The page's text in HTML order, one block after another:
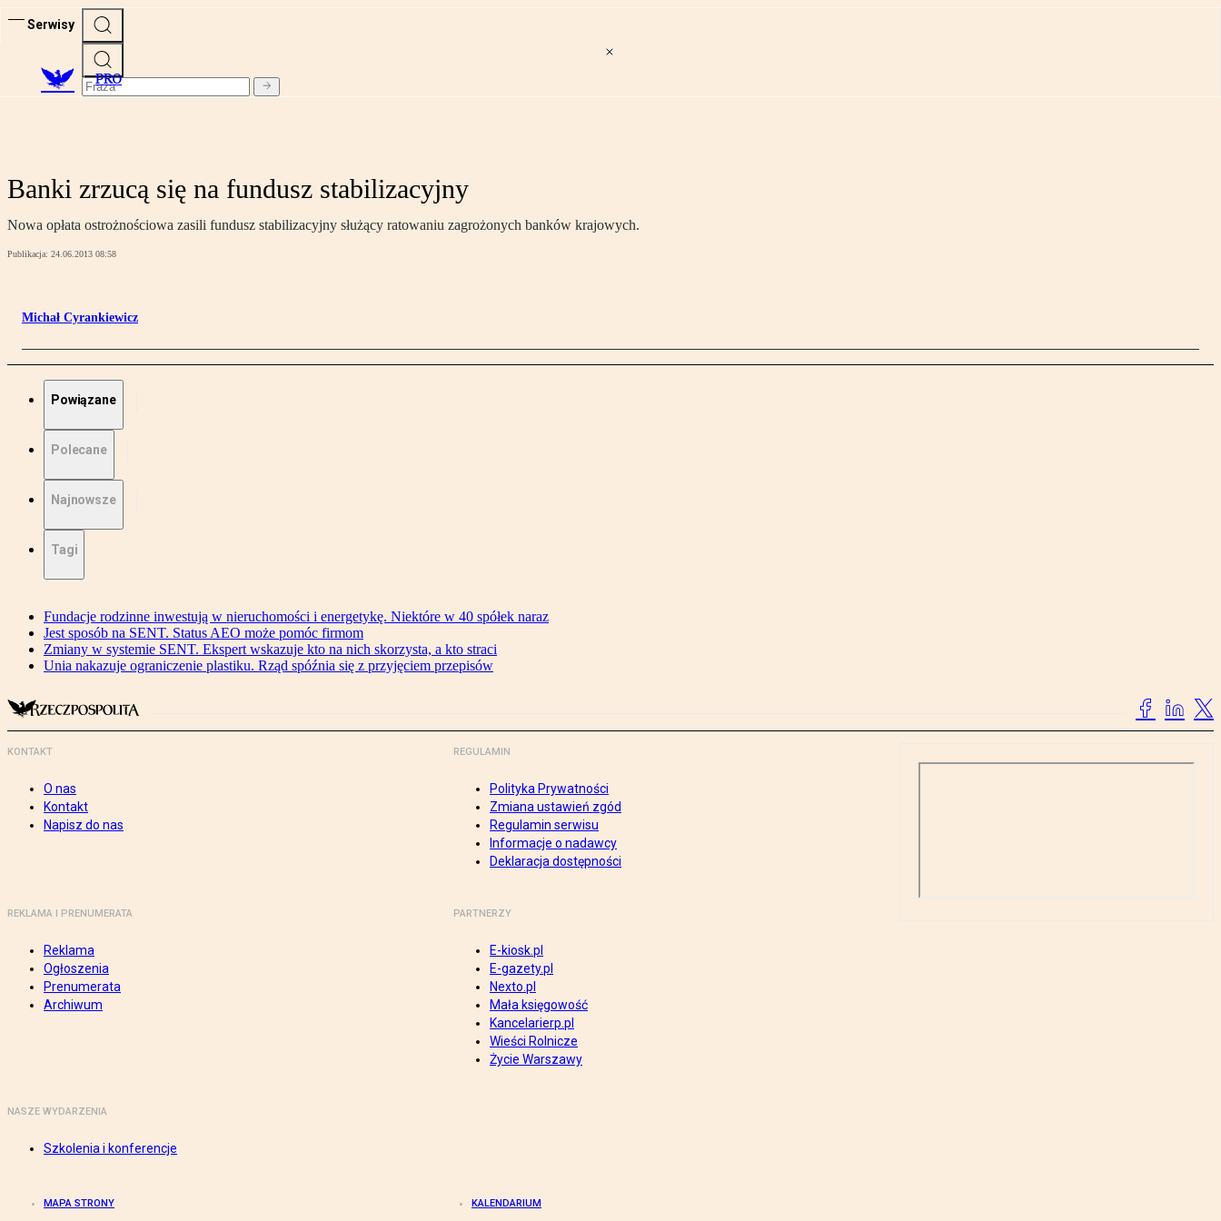
Serwisy
PRO
Banki zrzucą się na fundusz stabilizacyjny
Nowa opłata ostrożnościowa zasili fundusz stabilizacyjny służący ratowaniu zagrożonych banków krajowych.
Publikacja: 24.06.2013 08:58
Michał Cyrankiewicz
Powiązane
Polecane
Najnowsze
Tagi
Fundacje rodzinne inwestują w nieruchomości i energetykę. Niektóre w 40 spółek naraz
Jest sposób na SENT. Status AEO może pomóc firmom
Zmiany w systemie SENT. Ekspert wskazuje kto na nich skorzysta, a kto straci
Unia nakazuje ograniczenie plastiku. Rząd spóźnia się z przyjęciem przepisów
KONTAKT
O nas
Kontakt
Napisz do nas
REGULAMIN
Polityka Prywatności
Zmiana ustawień zgód
Regulamin serwisu
Informacje o nadawcy
Deklaracja dostępności
REKLAMA I PRENUMERATA
Reklama
Ogłoszenia
Prenumerata
Archiwum
PARTNERZY
E-kiosk.pl
E-gazety.pl
Nexto.pl
Mała księgowość
Kancelarierp.pl
Wieści Rolnicze
Życie Warszawy
NASZE WYDARZENIA
Szkolenia i konferencje
MAPA STRONY KALENDARIUM